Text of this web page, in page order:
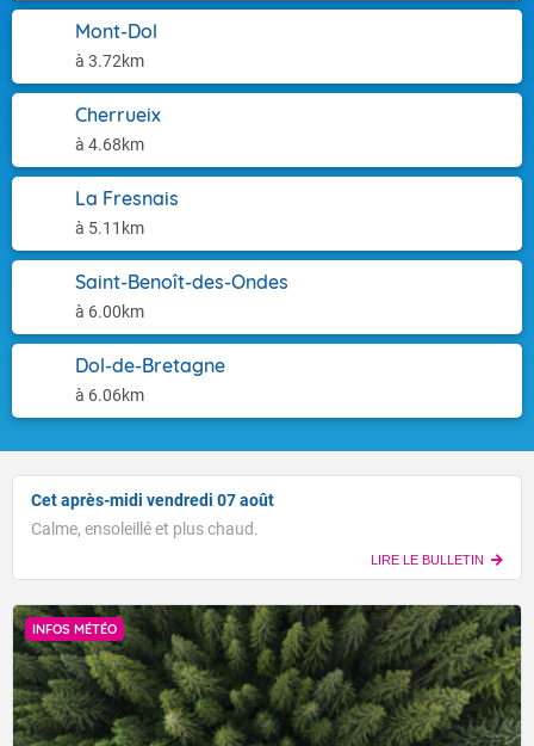
Mont-Dol
à 3.72km
Cherrueix
à 4.68km
La Fresnais
à 5.11km
Saint-Benoît-des-Ondes
à 6.00km
Dol-de-Bretagne
à 6.06km
Cet après-midi vendredi 07 août
Calme, ensoleillé et plus chaud.
LIRE LE BULLETIN
INFOS MÉTÉO